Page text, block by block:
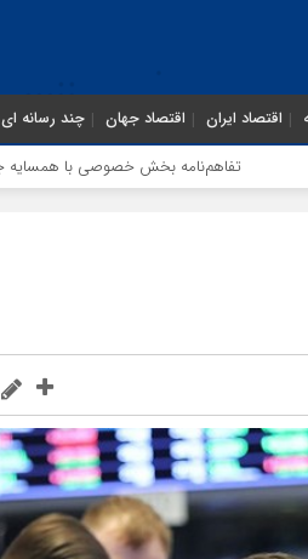
اقتصاد ایران اقتصاد جهان چند رسانه ای
بخش خصوصی با همسایه جنوب شرقی